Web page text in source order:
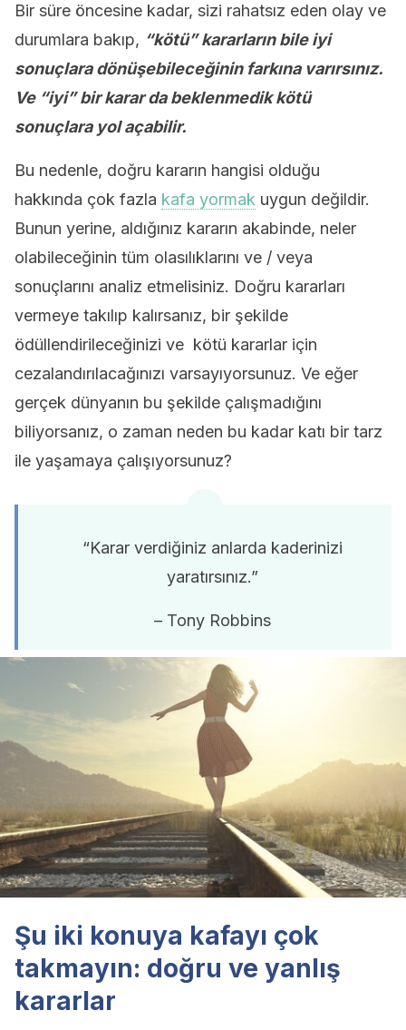
Bir süre öncesine kadar, sizi rahatsız eden olay ve
durumlara bakıp, “kötü” kararların bile iyi
sonuçlara dönüşebileceğinin farkına varırsınız.
Ve “iyi” bir karar da beklenmedik kötü
sonuçlara yol açabilir.
Bu nedenle, doğru kararın hangisi olduğu
hakkında çok fazla kafa yormak uygun değildir.
Bunun yerine, aldığınız kararın akabinde, neler
olabileceğinin tüm olasılıklarını ve / veya
sonuçlarını analiz etmelisiniz. Doğru kararları
vermeye takılıp kalırsanız, bir şekilde
ödüllendirileceğinizi ve kötü kararlar için
cezalandırılacağınızı varsayıyorsunuz. Ve eğer
gerçek dünyanın bu şekilde çalışmadığını
biliyorsanız, o zaman neden bu kadar katı bir tarz
ile yaşamaya çalışıyorsunuz?
“Karar verdiğiniz anlarda kaderinizi
yaratırsınız.”
– Tony Robbins
Şu iki konuya kafayı çok
takmayın: doğru ve yanlış
kararlar